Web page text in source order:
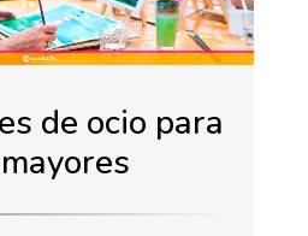
de ocio para